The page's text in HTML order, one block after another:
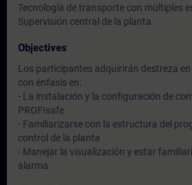
Tecnología de transporte con múltiples
Supervisión central de la planta
Objectives
Los participantes adquirirán destreza en
con énfasis en:
- La instalación y la configuración de
PROFIsafe
- Familiarizarse con la estructura del
control de la planta
- Manejar la visualización y estar
alarma